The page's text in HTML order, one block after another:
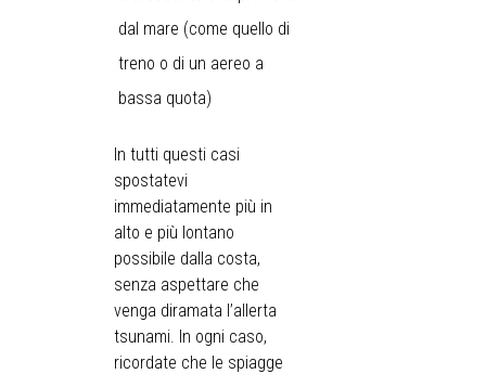
dal mare (come quello di
treno o di un aereo a
bassa quota)
In tutti questi casi
spostatevi
immediatamente più in
alto e più lontano
possibile dalla costa,
senza aspettare che
venga diramata l’allerta
tsunami. In ogni caso,
ricordate che le spiagge